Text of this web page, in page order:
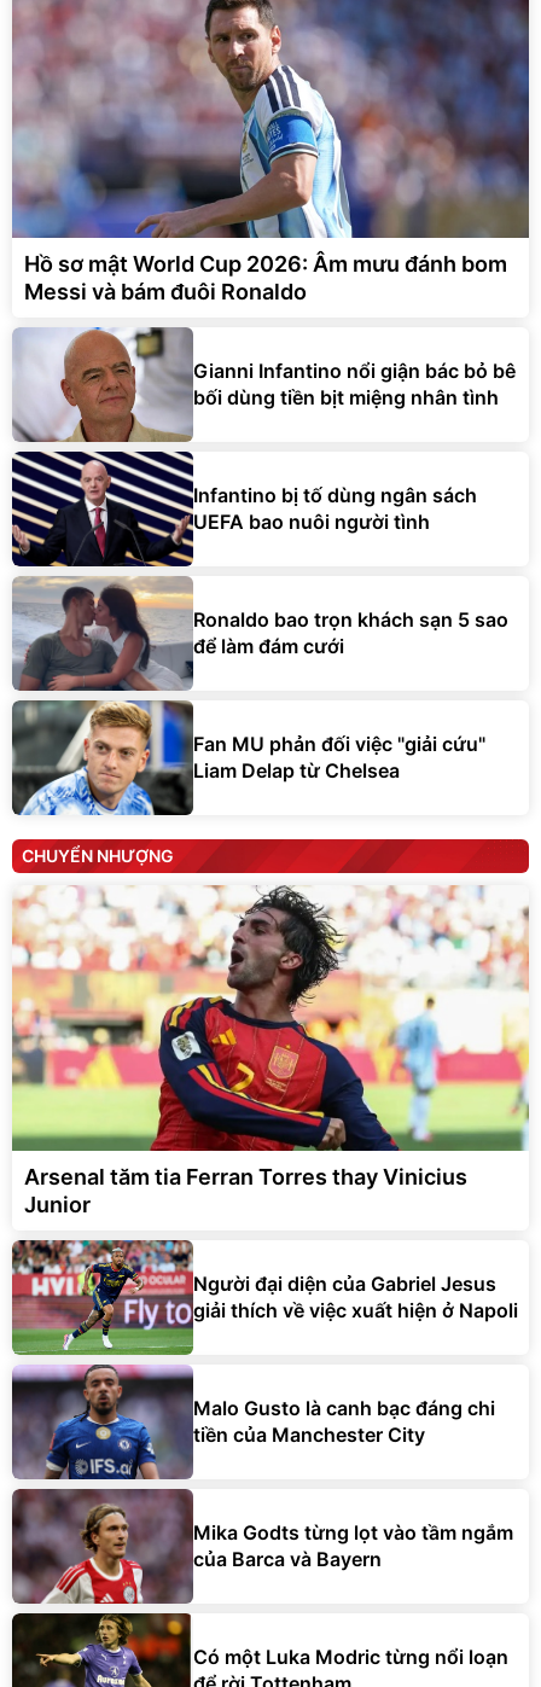
Hồ sơ mật World Cup 2026: Âm mưu đánh bom
Messi và bám đuôi Ronaldo
Gianni Infantino nổi giận bác bỏ bê
bối dùng tiền bịt miệng nhân tình
Infantino bị tố dùng ngân sách
UEFA bao nuôi người tình
Ronaldo bao trọn khách sạn 5 sao
để làm đám cưới
Fan MU phản đối việc "giải cứu"
Liam Delap từ Chelsea
CHUYỂN NHƯỢNG
Arsenal tăm tia Ferran Torres thay Vinicius
Junior
Người đại diện của Gabriel Jesus
giải thích về việc xuất hiện ở Napoli
Malo Gusto là canh bạc đáng chi
tiền của Manchester City
Mika Godts từng lọt vào tầm ngắm
của Barca và Bayern
Có một Luka Modric từng nổi loạn